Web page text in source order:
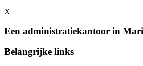
X
Een administratiekantoor in
Belangrijke links